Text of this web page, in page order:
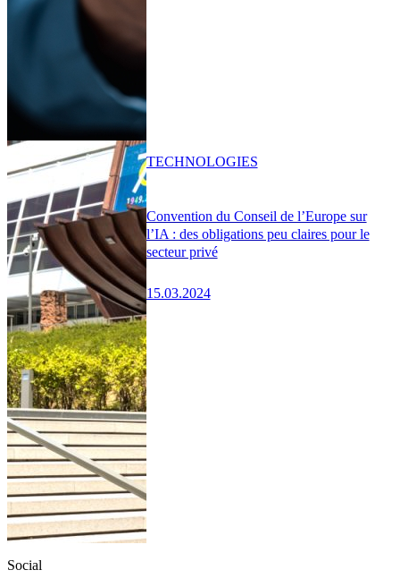
Convention du Conseil de l’Europe sur
l’IA : des obligations peu claires pour le
secteur privé
15.03.2024
TECHNOLOGIES
Social